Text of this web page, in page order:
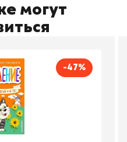
могут
-47%